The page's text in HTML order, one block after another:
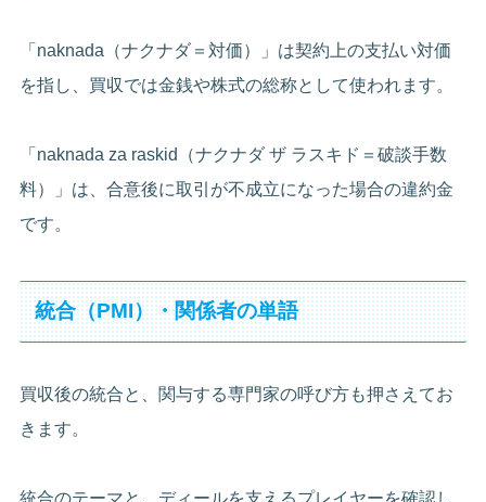
「naknada（ナクナダ＝対価）」は契約上の支払い対価
を指し、買収では金銭や株式の総称として使われます。
「naknada za raskid（ナクナダ ザ ラスキド＝破談手数
料）」は、合意後に取引が不成立になった場合の違約金
です。
統合（PMI）・関係者の単語
買収後の統合と、関与する専門家の呼び方も押さえてお
きます。
統合のテーマと、ディールを支えるプレイヤーを確認し